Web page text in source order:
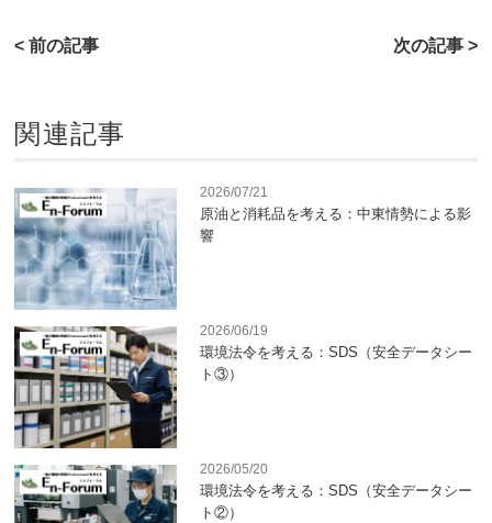
< 前の記事 次の記事 >
関連記事
2026/07/21
原油と消耗品を考える：中東情勢による影
響
2026/06/19
環境法令を考える：SDS（安全データシー
ト③）
2026/05/20
環境法令を考える：SDS（安全データシー
ト②）